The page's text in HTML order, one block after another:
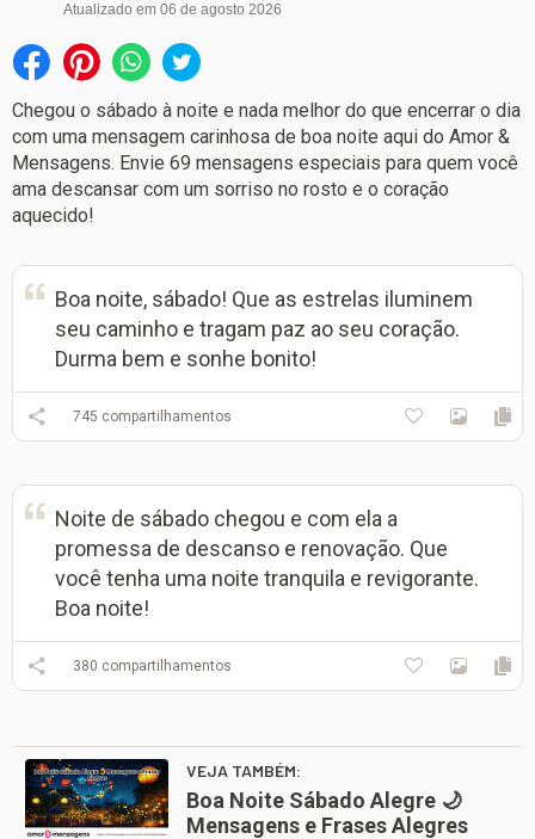
Atualizado em 06 de agosto 2026
Chegou o sábado à noite e nada melhor do que encerrar o dia
com uma mensagem carinhosa de boa noite aqui do Amor &
Mensagens. Envie 69 mensagens especiais para quem você
ama descansar com um sorriso no rosto e o coração
aquecido!
Boa noite, sábado! Que as estrelas iluminem
seu caminho e tragam paz ao seu coração.
Durma bem e sonhe bonito!
745 compartilhamentos
Noite de sábado chegou e com ela a
promessa de descanso e renovação. Que
você tenha uma noite tranquila e revigorante.
Boa noite!
380 compartilhamentos
VEJA TAMBÉM:
Boa Noite Sábado Alegre 🌙
Mensagens e Frases Alegres